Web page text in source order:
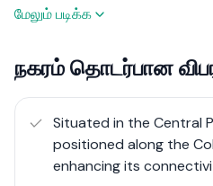
heritage, Pilimatalawa is a
famous for its traditional
brassware, which have been
economy for centuries.
Pilimatalawa offers a unique
urban convenience, making
மேலும் படிக்க
நகரம் தொடர்பான
Situated in the Central
positioned along the
enhancing its